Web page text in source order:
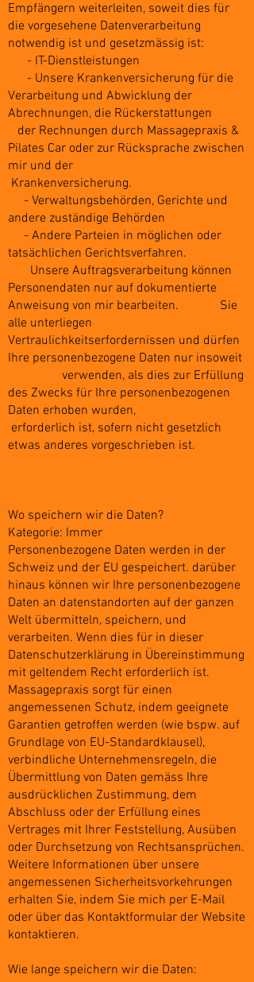
Empfängern weiterleiten, soweit dies für
die vorgesehene Datenverarbeitung
notwendig ist und gesetzmässig ist:
- IT-Dienstleistungen
- Unsere Krankenversicherung für die
Verarbeitung und Abwicklung der
Abrechnungen, die Rückerstattungen
der Rechnungen durch Massagepraxis &
Pilates Car oder zur Rücksprache zwischen
mir und der
Krankenversicherung.
- Verwaltungsbehörden, Gerichte und
andere zuständige Behörden
- Andere Parteien in möglichen oder
tatsächlichen Gerichtsverfahren.
Unsere Auftragsverarbeitung können
Personendaten nur auf dokumentierte
Anweisung von mir bearbeiten. Sie
alle unterliegen
Vertraulichkeitserfordernissen und dürfen
Ihre personenbezogene Daten nur insoweit
verwenden, als dies zur Erfüllung
des Zwecks für Ihre personenbezogenen
Daten erhoben wurden,
erforderlich ist, sofern nicht gesetzlich
etwas anderes vorgeschrieben ist.
Wo speichern wir die Daten?
Kategorie: Immer
Personenbezogene Daten werden in der
Schweiz und der EU gespeichert. darüber
hinaus können wir Ihre personenbezogene
Daten an datenstandorten auf der ganzen
Welt übermitteln, speichern, und
verarbeiten. Wenn dies für in dieser
Datenschutzerklärung in Übereinstimmung
mit geltendem Recht erforderlich ist.
Massagepraxis sorgt für einen
angemessenen Schutz, indem geeignete
Garantien getroffen werden (wie bspw. auf
Grundlage von EU-Standardklausel),
verbindliche Unternehmensregeln, die
Übermittlung von Daten gemäss Ihre
ausdrücklichen Zustimmung, dem
Abschluss oder der Erfüllung eines
Vertrages mit Ihrer Feststellung, Ausüben
oder Durchsetzung von Rechtsansprüchen.
Weitere Informationen über unsere
angemessenen Sicherheitsvorkehrungen
erhalten Sie, indem Sie mich per E-Mail
oder über das Kontaktformular der Website
kontaktieren.
Wie lange speichern wir die Daten: